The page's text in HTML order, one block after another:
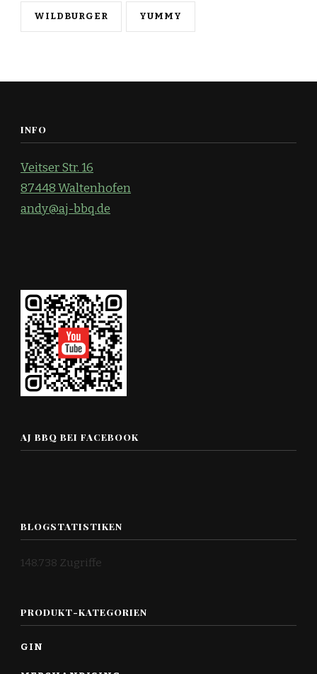
WILDBURGER YUMMY
INFO
Veitser Str. 16
87448 Waltenhofen
andy@aj-bbq.de
AJ BBQ BEI FACEBOOK
BLOGSTATISTIKEN
148.738 Zugriffe
PRODUKT-KATEGORIEN
GIN